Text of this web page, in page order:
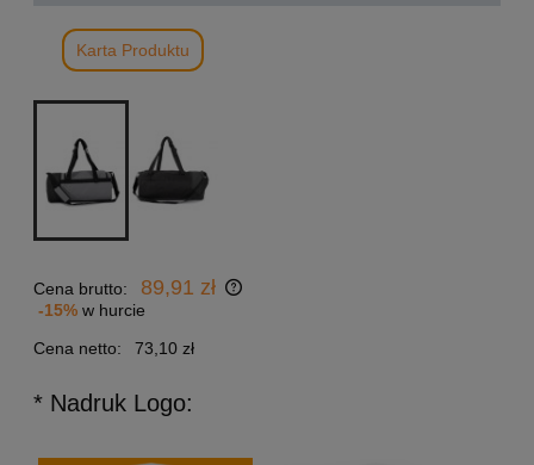
Karta Produktu
Cena brutto: 89,91 zł
-15% w hurcie
Cena netto:
73,10 zł
* Nadruk Logo: